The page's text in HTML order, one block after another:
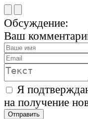
Обсуждение:
Ваш
Я
на получение